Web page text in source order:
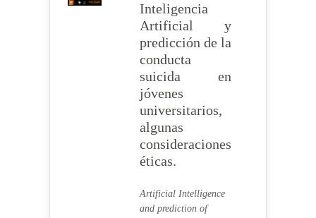
Inteligencia
Artificial y
predicción de la
conducta
suicida en
jóvenes
universitarios,
algunas
consideraciones
éticas.
Artificial Intelligence
and prediction of